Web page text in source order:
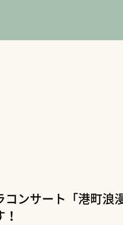
ンサート「港町浪